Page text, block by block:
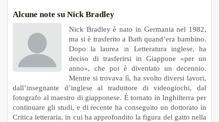
Alcune note su Nick Bradley
Nick Bradley è nato in Germania nel 1982,
ma si è trasferito a Bath quand’era bambino.
Dopo la laurea in Letteratura inglese, ha
deciso di trasferirsi in Giappone «per un
anno», che poi è diventato un decennio.
Mentre si trovava lì, ha svolto diversi lavori,
dall’insegnante d’inglese al traduttore di videogiochi, dal
fotografo al maestro di giapponese. È tornato in Inghilterra per
continuare gli studi, e di recente ha conseguito un dottorato in
Critica letteraria, in cui ha approfondito la figura del gatto nella